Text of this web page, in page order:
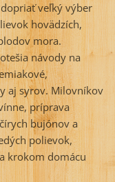
veľký výber
hovädzích,
mora.
návody na
aj syrov. Milovníkov
príprava
bujónov a
polievok,
krokom domácu